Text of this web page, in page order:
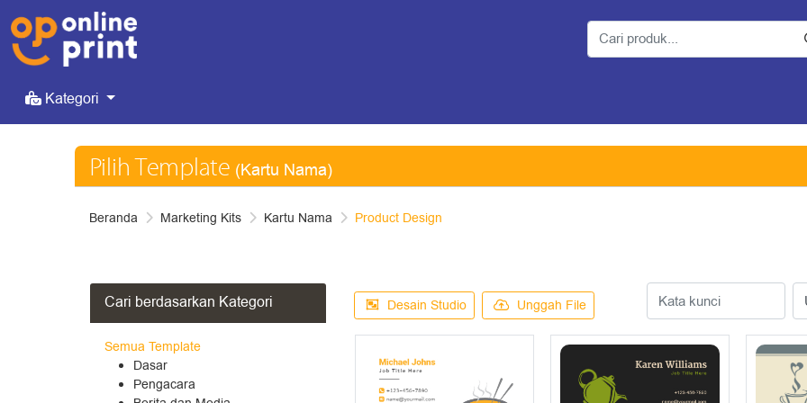
Kategori
Kategori
Pilih Template (Kartu Nama)
Beranda Marketing Kits Kartu Nama Product Design
Cari berdasarkan Kategori
Semua Template
Dasar
Pengacara
Desain Studio Unggah File